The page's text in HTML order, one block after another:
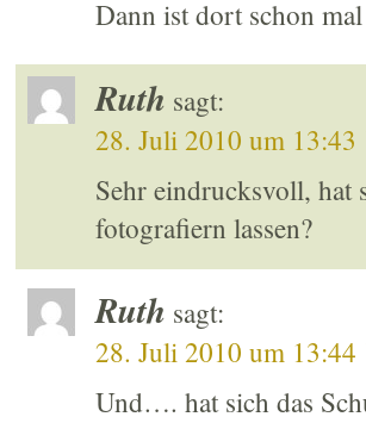
Dann ist dort schon
Ruth sagt:
28. Juli 2010 um
Sehr eindrucksvoll,
fotografiern lassen?
Ruth sagt:
28. Juli 2010 um
Und…. hat sich das